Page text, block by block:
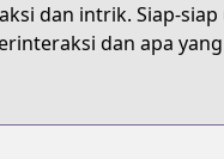
dan intrik. Siap-
dan apa